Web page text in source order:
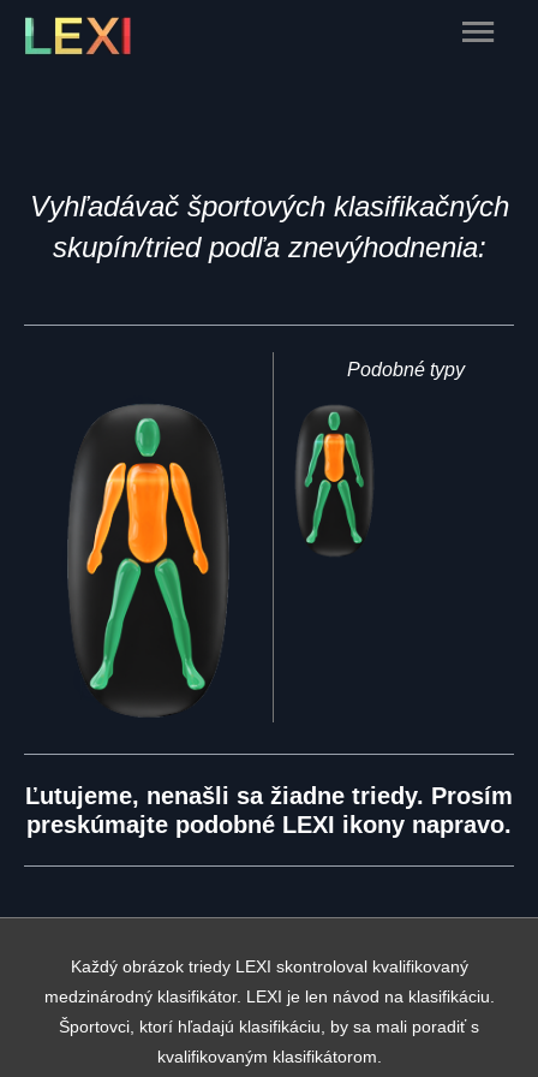
Skip
Main
Vyhľadávač športových klasifikačných
skupín/tried podľa znevýhodnenia:
Podobné typy
Ľutujeme, nenašli sa žiadne triedy. Prosím
preskúmajte podobné LEXI ikony napravo.
Každý obrázok triedy LEXI skontroloval kvalifikovaný
medzinárodný klasifikátor. LEXI je len návod na klasifikáciu.
Športovci, ktorí hľadajú klasifikáciu, by sa mali poradiť s
kvalifikovaným klasifikátorom.